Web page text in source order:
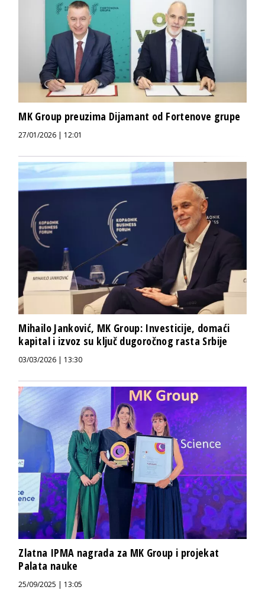
MK Group preuzima Dijamant od Fortenove grupe
27/01/2026 | 12:01
Mihailo Janković, MK Group: Investicije, domaći
kapital i izvoz su ključ dugoročnog rasta Srbije
03/03/2026 | 13:30
Zlatna IPMA nagrada za MK Group i projekat
Palata nauke
25/09/2025 | 13:05